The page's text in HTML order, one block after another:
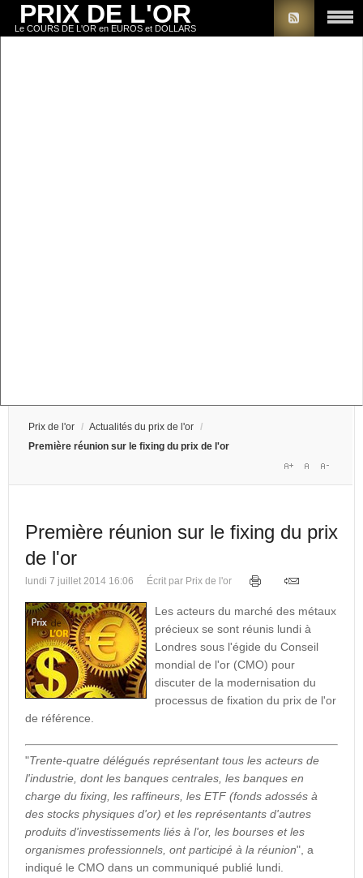
PRIX DE L'OR
Le COURS DE L'OR en EUROS et DOLLARS
Prix de l'or / Actualités du prix de l'or /
Première réunion sur le fixing du prix de l'or
Première réunion sur le fixing du prix
de l'or
lundi 7 juillet 2014 16:06 Écrit par Prix de l'or
Les acteurs du marché des métaux
précieux se sont réunis lundi à
Londres sous l'égide du Conseil
mondial de l'or (CMO) pour
discuter de la modernisation du
processus de fixation du prix de l'or
de référence.
"Trente-quatre délégués représentant tous les acteurs de
l'industrie, dont les banques centrales, les banques en
charge du fixing, les raffineurs, les ETF (fonds adossés à
des stocks physiques d'or) et les représentants d'autres
produits d'investissements liés à l'or, les bourses et les
organismes professionnels, ont participé à la réunion", a
indiqué le CMO dans un communiqué publié lundi.